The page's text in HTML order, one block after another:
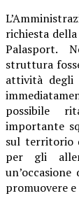
richiesta
Palasport.
struttura
attività degli
possibile
importante
sul territorio
per gli
promuovere